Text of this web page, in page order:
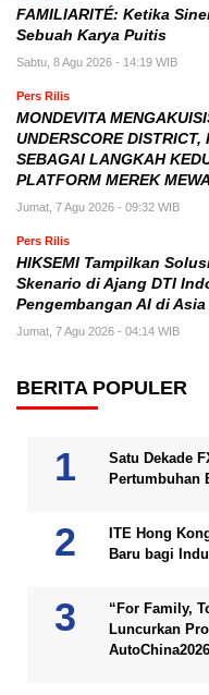
FAMILIARITÉ: Ketika
Sebuah Karya Puitis
Sabtu, 8 Agu 2026 - 14:19 WIB
Pers Rilis
MONDEVITA
UNDERSCORE
SEBAGAI LANGKAH
PLATFORM MEREK
Jumat, 7 Agu 2026 - 09:32 WIB
Pers Rilis
HIKSEMI Tampilkan
Skenario di Ajang DTI
Pengembangan AI di
Jumat, 7 Agu 2026 - 04:14 WIB
BERITA POPULER
Satu Dekade
Pertumbuhan
ITE Hong
Baru bagi
“For Family,
Luncurkan
AutoChina2026